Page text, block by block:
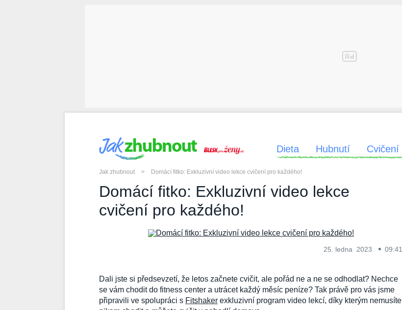
JAK ZHUBNOUT Dieta Hubnutí Cvičení
Jak zhubnout > Domácí fitko: Exkluzivní video lekce cvičení pro každého!
Domácí fitko: Exkluzivní video lekce
cvičení pro každého!
25. ledna 2023 09:41
Dali jste si předsevzetí, že letos začnete cvičit, ale pořád ne a ne se odhodlat? Nechce
se vám chodit do fitness center a utrácet každý měsíc peníze? Tak právě pro vás jsme
připravili ve spolupráci s Fitshaker exkluzivní program video lekcí, díky kterým nemusíte